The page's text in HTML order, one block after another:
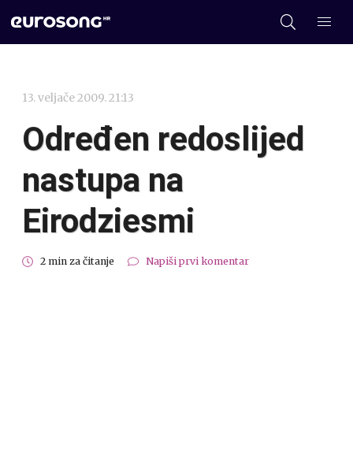
13. veljače 2009. 21:13
Određen redoslijed
nastupa na
Eirodziesmi
2 min za čitanje Napiši prvi komentar